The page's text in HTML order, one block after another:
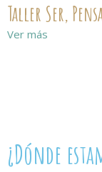
Taller Ser,
Ver más
¿Dónde